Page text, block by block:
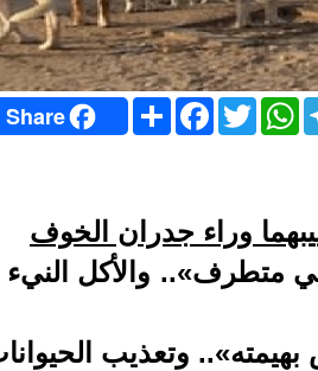
Share S
h
a
F
a
c
o
k
T
w
i
W
h
a
p
وراء جدران الخوف
متطرف».. والأكل النيء
وتعذيب